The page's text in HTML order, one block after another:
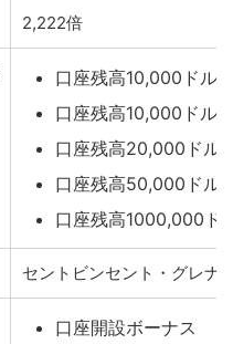
2,222倍
口座残高10,000ドル
口座残高10,000ドル
口座残高20,000ドル
口座残高50,000ドル
口座残高1000,000ド
セントビンセント・グレナ
口座開設ボーナス